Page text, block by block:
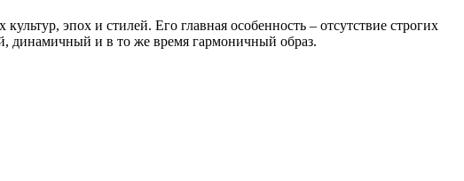
эпох и стилей. Его главная особенность – отсутствие строгих
динамичный и в то же время гармоничный образ.